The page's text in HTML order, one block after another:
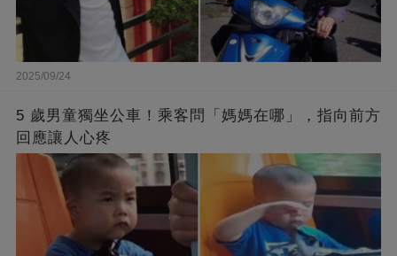
2025/09/24
5 歲男童獨坐公車！乘客問「媽媽在哪」，指向前方
回應讓人心疼